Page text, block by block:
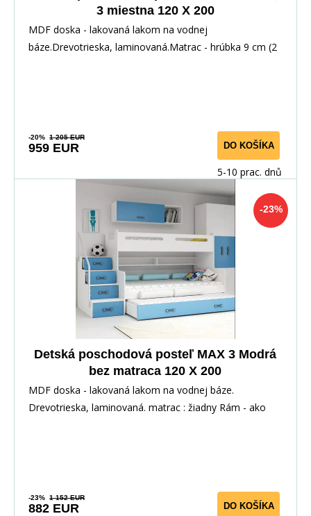
3 miestna 120 X 200
MDF doska - lakovaná lakom na vodnej
báze.Drevotrieska, laminovaná.Matrac - hrúbka 9 cm (2
-20% 1 205 EUR
959 EUR DO KOŠÍKA
5-10 prac. dnů
-23%
Detská poschodová posteľ MAX 3 Modrá
bez matraca 120 X 200
MDF doska - lakovaná lakom na vodnej báze.
Drevotrieska, laminovaná. matrac : žiadny Rám - ako
-23% 1 152 EUR
882 EUR DO KOŠÍKA